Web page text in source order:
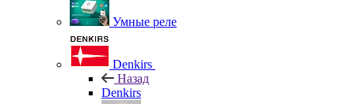
Умные реле
Denkirs
Назад
Denkirs